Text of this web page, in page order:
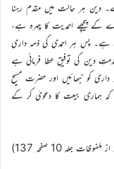
دین ہر حالت میں مقدم رہنا
کے پیچھے احمدیت کا چہرہ ہے،
ہے۔ پس ہر احمدی کی ذمہ داری
دین کی توفیق عطا فرمائی ہے
کو نبھائیں اور حضرت مسیح
کہ ہماری بیعت کا دعویٰ کر کے
ملفوظات جلد 10 صفحہ 137)